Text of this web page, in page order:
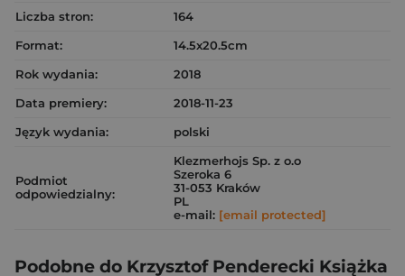
Liczba stron:
164
Format:
14.5x20.5cm
Rok wydania:
2018
Data premiery:
2018-11-23
Język wydania:
polski
Podmiot
odpowiedzialny:
Klezmerhojs Sp. z o.o
Szeroka 6
31-053 Kraków
PL
e-mail: [email protected]
Podobne do Krzysztof Penderecki Książka